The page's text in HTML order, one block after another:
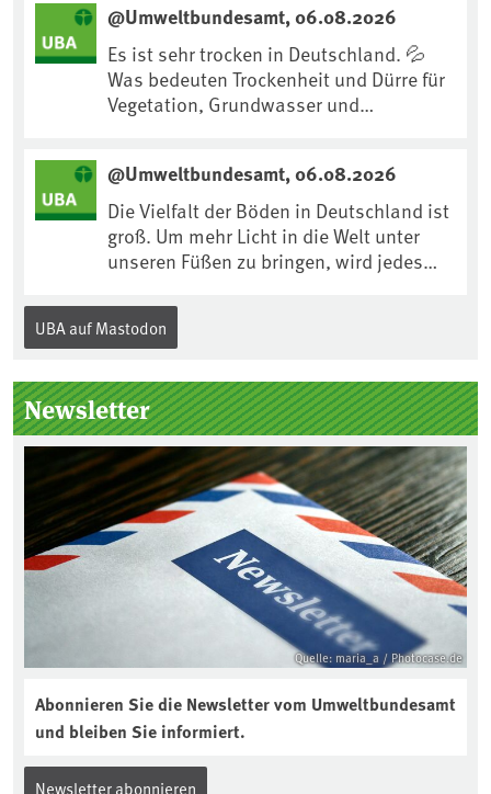
https://www.ardsounds.de/episode/urn
:ard:episode:0e7cf1c4b819c26d/
@Umweltbundesamt, 06.08.2026
Es ist sehr trocken in Deutschland. 💦
Was bedeuten Trockenheit und Dürre für
Vegetation, Grundwasser und
anpassen?🤔Antworten auf diese und
weitere Fragen auf unserer Webseite:
www.uba.de/trockenheit #Trockenheit
#Klimawandel
@Umweltbundesamt, 06.08.2026
Die Vielfalt der Böden in Deutschland ist
groß. Um mehr Licht in die Welt unter
unseren Füßen zu bringen, wird jedes
Internationalen Tag des Bodens, der
„Boden des Jahres“ vorgestellt. Das UBA
Kuratorium, wie wird der Boden des
Jahres ausgewählt und was passiert
eigentlich während eines solchen
Bodenjahres? Infos dazu gibt es im
aktuellen Podcast „Soilcast“. Jetzt
reinhören:
https://soilcast.de/interview/sc202-
interview-die-kuer-der-krume/
UBA auf Mastodon
Newsletter
Quelle: maria_a / Photocase.de
Abonnieren Sie die Newsletter vom Umweltbundesamt
und bleiben Sie informiert.
Newsletter abonnieren